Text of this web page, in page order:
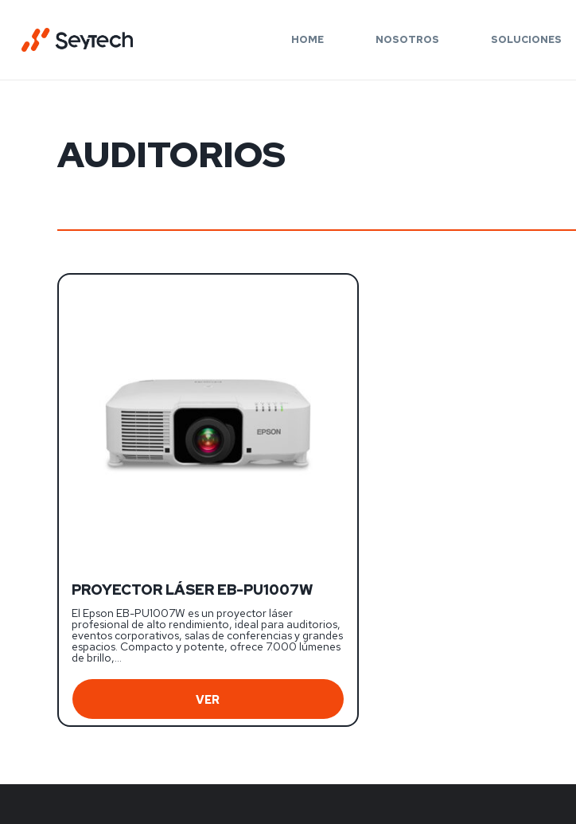
HOME NOSOTROS SOLUCIONES
AUDITORIOS
PROYECTOR LÁSER EB-PU1007W
El Epson EB-PU1007W es un proyector láser
profesional de alto rendimiento, ideal para auditorios,
eventos corporativos, salas de conferencias y grandes
espacios. Compacto y potente, ofrece 7.000 lúmenes
de brillo,…
VER